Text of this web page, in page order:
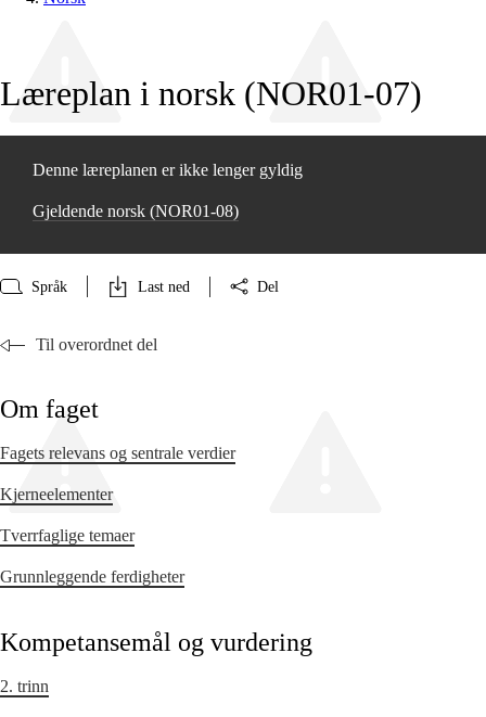
Læreplan i norsk (NOR01‑07)
Denne læreplanen er ikke lenger gyldig
Gjeldende norsk (NOR01‑08)
Språk Last ned Del
Til overordnet del
Om faget
Fagets relevans og sentrale verdier
Kjerneelementer
Tverrfaglige temaer
Grunnleggende ferdigheter
Kompetansemål og vurdering
2. trinn